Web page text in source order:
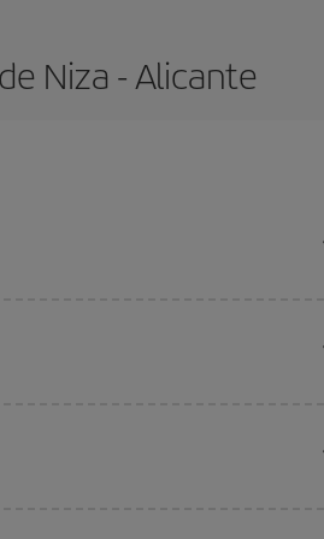
Niza - Alicante